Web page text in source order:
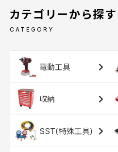
カテゴリーから探す
CATEGORY
電動工具
収納
SST(特殊工具)